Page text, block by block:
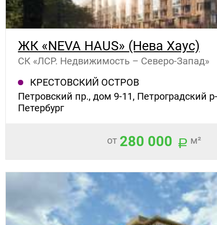
ЖК «NEVA HAUS» (Нева Хаус)
СК «ЛСР. Недвижимость – Северо-Запад»
КРЕСТОВСКИЙ ОСТРОВ
Петровский пр., дом 9-11, Петроградский
Петербург
от 280 000 м²